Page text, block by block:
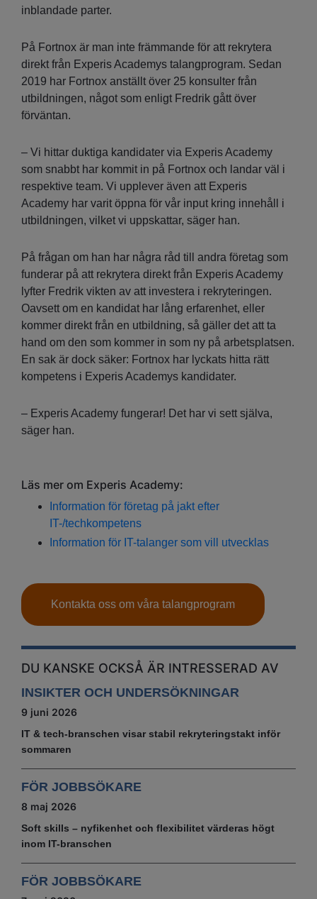
inblandade parter.
På Fortnox är man inte främmande för att rekrytera
direkt från Experis Academys talangprogram. Sedan
2019 har Fortnox anställt över 25 konsulter från
utbildningen, något som enligt Fredrik gått över
förväntan.
– Vi hittar duktiga kandidater via Experis Academy
som snabbt har kommit in på Fortnox och landar väl i
respektive team. Vi upplever även att Experis
Academy har varit öppna för vår input kring innehåll i
utbildningen, vilket vi uppskattar, säger han.
På frågan om han har några råd till andra företag som
funderar på att rekrytera direkt från Experis Academy
lyfter Fredrik vikten av att investera i rekryteringen.
Oavsett om en kandidat har lång erfarenhet, eller
kommer direkt från en utbildning, så gäller det att ta
hand om den som kommer in som ny på arbetsplatsen.
En sak är dock säker: Fortnox har lyckats hitta rätt
kompetens i Experis Academys kandidater.
– Experis Academy fungerar! Det har vi sett själva,
säger han.
Läs mer om Experis Academy:
Information för företag på jakt efter
IT-/techkompetens
Information för IT-talanger som vill utvecklas
Kontakta oss om våra talangprogram
DU KANSKE OCKSÅ ÄR INTRESSERAD AV
INSIKTER OCH UNDERSÖKNINGAR
9 juni 2026
IT & tech‑branschen visar stabil rekryteringstakt inför
sommaren
FÖR JOBBSÖKARE
8 maj 2026
Soft skills – nyfikenhet och flexibilitet värderas högt
inom IT-branschen
FÖR JOBBSÖKARE